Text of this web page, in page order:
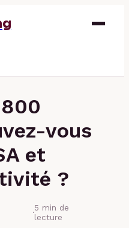
vous
et
?
·5 min de
lecture